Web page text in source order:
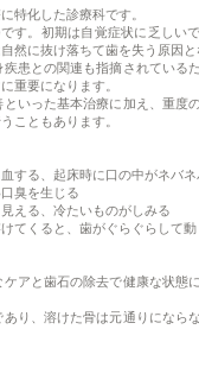
特化した診療科です。
す。初期は自覚症状に乏しい
然に抜け落ちて歯を失う原因
患との関連も指摘されている
重要になります。
いった基本治療に加え、重度
こともあります。
する、起床時に口の中がネバ
臭を生じる
える、冷たいものがしみる
てくると、歯がぐらぐらして
アと歯石の除去で健康な状態
り、溶けた骨は元通りになら